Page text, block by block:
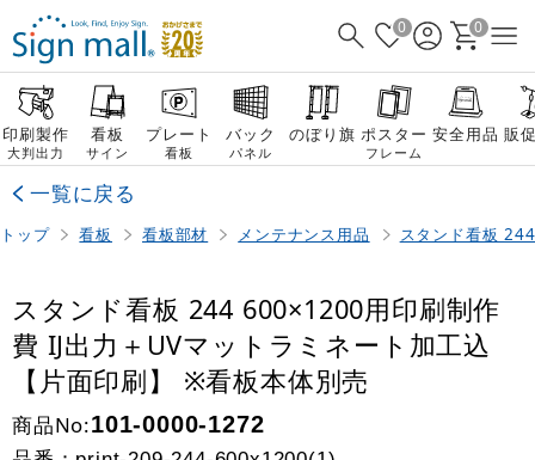
0 0
印刷製作
大判出力
看板
サイン
プレート
看板
バック
パネル
のぼり旗 ポスター
フレーム
安全用品 販
一覧に戻る
トップ 看板 看板部材 メンテナンス用品 スタンド看板
スタンド看板 244 600×1200用印刷制作
費 IJ出力＋UVマットラミネート加工込
【片面印刷】 ※看板本体別売
商品No:101-0000-1272